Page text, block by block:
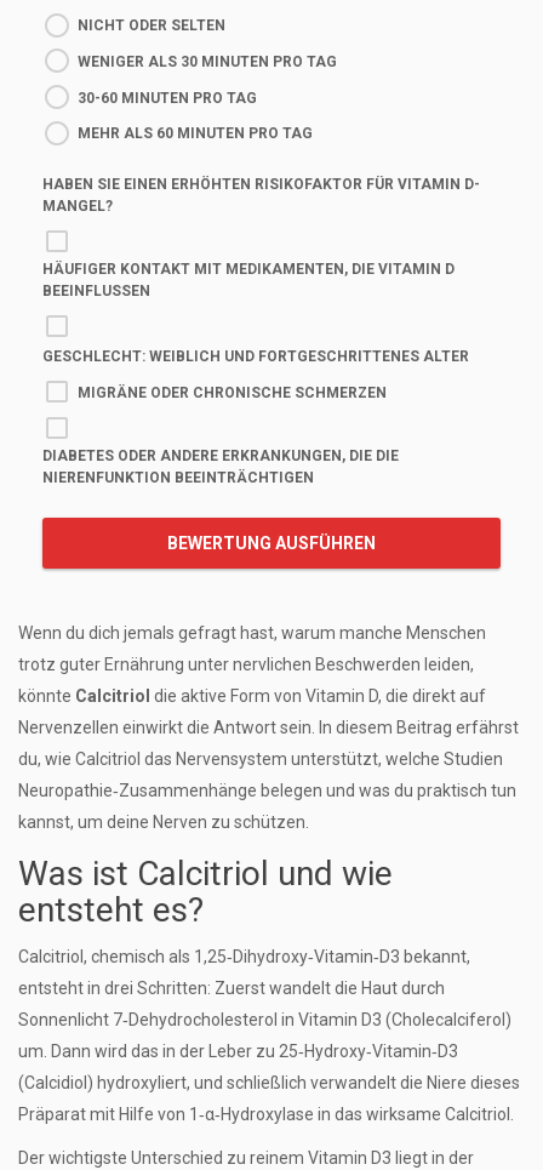
NICHT ODER SELTEN
WENIGER ALS 30 MINUTEN PRO TAG
30-60 MINUTEN PRO TAG
MEHR ALS 60 MINUTEN PRO TAG
HABEN SIE EINEN ERHÖHTEN RISIKOFAKTOR FÜR VITAMIN D-
MANGEL?
HÄUFIGER KONTAKT MIT MEDIKAMENTEN, DIE VITAMIN D
BEEINFLUSSEN
GESCHLECHT: WEIBLICH UND FORTGESCHRITTENES ALTER
MIGRÄNE ODER CHRONISCHE SCHMERZEN
DIABETES ODER ANDERE ERKRANKUNGEN, DIE DIE
NIERENFUNKTION BEEINTRÄCHTIGEN
BEWERTUNG AUSFÜHREN
Wenn du dich jemals gefragt hast, warum manche Menschen
trotz guter Ernährung unter nervlichen Beschwerden leiden,
könnte Calcitriol die aktive Form von Vitamin D, die direkt auf
Nervenzellen einwirktdie Antwort sein. In diesem Beitrag erfährst
du, wie Calcitriol das Nervensystem unterstützt, welche Studien
Neuropathie‑Zusammenhänge belegen und was du praktisch tun
kannst, um deine Nerven zu schützen.
Was ist Calcitriol und wie
entsteht es?
Calcitriol, chemisch als 1,25‑Dihydroxy‑Vitamin‑D3 bekannt,
entsteht in drei Schritten: Zuerst wandelt die Haut durch
Sonnenlicht 7‑Dehydrocholesterol in Vitamin D3 (Cholecalciferol)
um. Dann wird das in der Leber zu 25‑Hydroxy‑Vitamin‑D3
(Calcidiol) hydroxyliert, und schließlich verwandelt die Niere dieses
Präparat mit Hilfe von 1‑α‑Hydroxylase in das wirksame Calcitriol.
Der wichtigste Unterschied zu reinem Vitamin D3 liegt in der